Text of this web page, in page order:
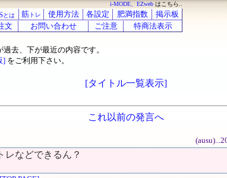
i-MODE、EZweb はこちら..
とは 筋 トレ 使用方法 各設定 肥満指数
掲示板
文 お問い合わせ ご注意 特商法表示
去、下が最近の内容です。
] をご利用下さい。
[タイトル一覧表示]
これ以前の発言へ
レなどできるん？